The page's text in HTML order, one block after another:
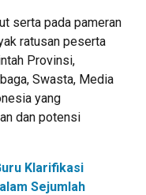
serta pada pameran
ratusan peserta
Provinsi,
Swasta, Media
yang
dan potensi
Klarifikasi
Sejumlah